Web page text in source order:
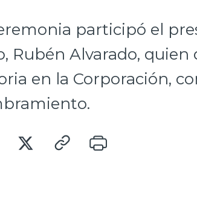
participó el
Rubén Alvarado,
en la Corporación,